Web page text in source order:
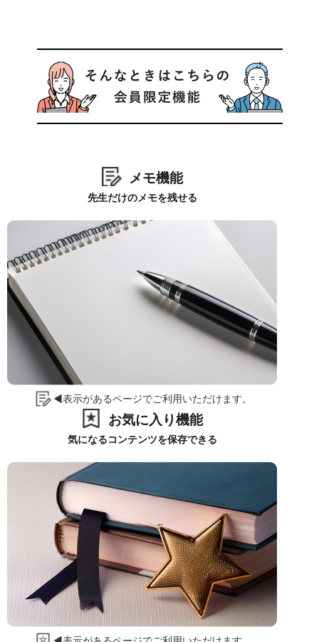
メモ機能
先生だけのメモを残せる
◀表示があるページでご利用いただけます。
お気に入り機能
気になるコンテンツを保存できる